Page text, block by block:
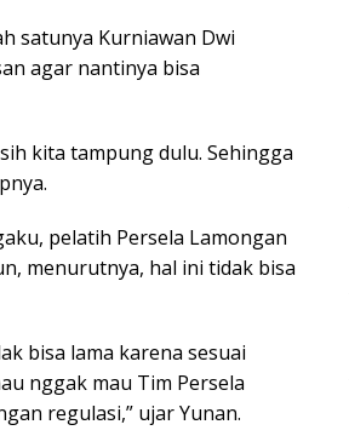
satunya Kurniawan Dwi
agar nantinya bisa
kita tampung dulu. Sehingga
pelatih Persela Lamongan
menurutnya, hal ini tidak bisa
bisa lama karena sesuai
nggak mau Tim Persela
regulasi,” ujar Yunan.